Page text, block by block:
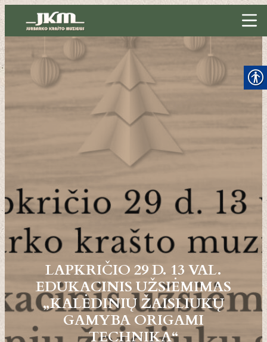
LAPKRIČIO 29 D. 13 VAL.
EDUKACINIS UŽSIĖMIMAS
„KALĖDINIŲ ŽAISLIUKŲ
GAMYBA ORIGAMI
TECHNIKA“